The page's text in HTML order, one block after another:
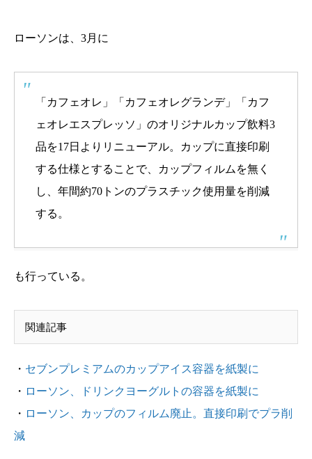
ローソンは、3月に
「カフェオレ」「カフェオレグランデ」「カフ
ェオレエスプレッソ」のオリジナルカップ飲料3
品を17日よりリニューアル。カップに直接印刷
する仕様とすることで、カップフィルムを無く
し、年間約70トンのプラスチック使用量を削減
する。
も行っている。
関連記事
・ セブンプレミアムのカップアイス容器を紙製に
・ ローソン、ドリンクヨーグルトの容器を紙製に
・ ローソン、カップのフィルム廃止。直接印刷でプラ削
減